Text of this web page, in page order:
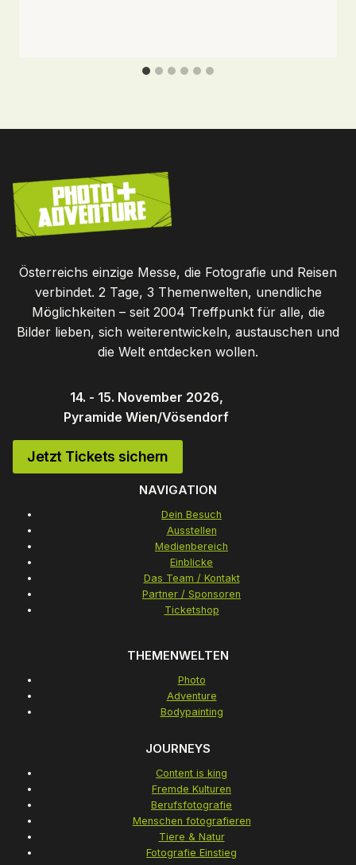
Österreichs einzige Messe, die Fotografie und Reisen
verbindet. 2 Tage, 3 Themenwelten, unendliche
Möglichkeiten – seit 2004 Treffpunkt für alle, die
Bilder lieben, sich weiterentwickeln, austauschen und
die Welt entdecken wollen.
14. - 15. November 2026,
Pyramide Wien/Vösendorf
Jetzt Tickets sichern
NAVIGATION
Dein Besuch
Ausstellen
Medienbereich
Einblicke
Das Team / Kontakt
Partner / Sponsoren
Ticketshop
THEMENWELTEN
Photo
Adventure
Bodypainting
JOURNEYS
Content is king
Fremde Kulturen
Berufsfotografie
Menschen fotografieren
Tiere & Natur
Fotografie Einstieg